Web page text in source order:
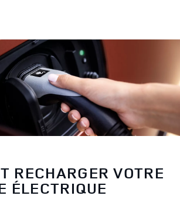
RECHARGER VOTRE
ÉLECTRIQUE